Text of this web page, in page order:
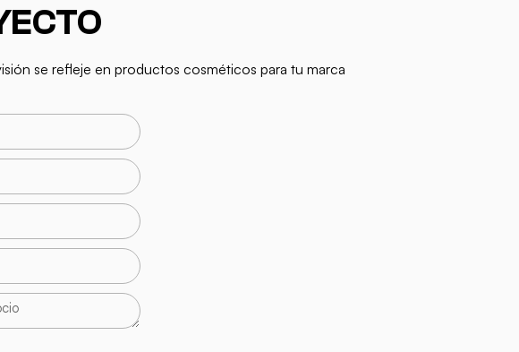
se refleje en productos cosméticos para tu marca